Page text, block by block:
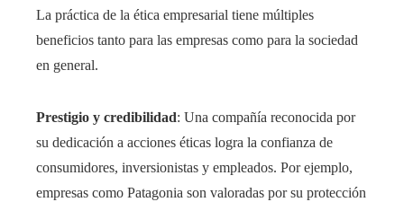
La práctica de la ética empresarial tiene múltiples
beneficios tanto para las empresas como para la sociedad
en general.
Prestigio y credibilidad: Una compañía reconocida por
su dedicación a acciones éticas logra la confianza de
consumidores, inversionistas y empleados. Por ejemplo,
empresas como Patagonia son valoradas por su protección